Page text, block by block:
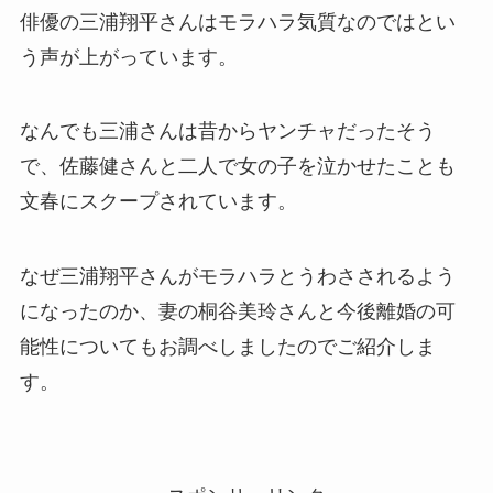
俳優の三浦翔平さんはモラハラ気質なのではとい
う声が上がっています。
なんでも三浦さんは昔からヤンチャだったそう
で、佐藤健さんと二人で女の子を泣かせたことも
文春にスクープされています。
なぜ三浦翔平さんがモラハラとうわさされるよう
になったのか、妻の桐谷美玲さんと今後離婚の可
能性についてもお調べしましたのでご紹介しま
す。